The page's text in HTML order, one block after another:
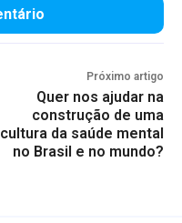
Próximo artigo
Quer nos ajudar na
construção de uma
cultura da saúde mental
no Brasil e no mundo?